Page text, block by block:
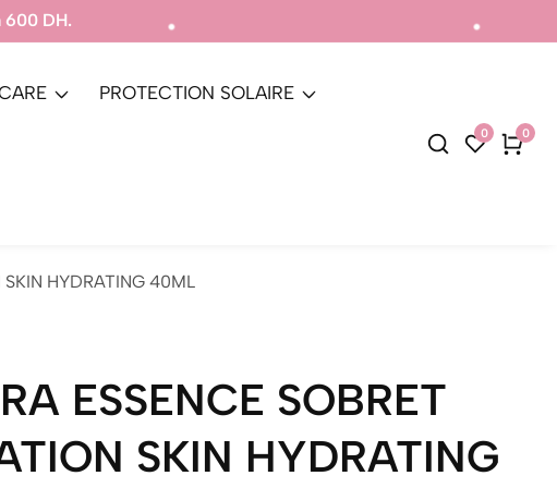
Authentique. Livraison
PROTECTION SOLAIRE
0 0
0
HYDRATING 40ML
ESSENCE SOBRET
SKIN HYDRATING